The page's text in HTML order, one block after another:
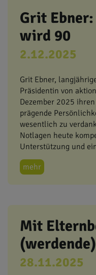
Grit
wird 90
2.12.2025
Grit Ebner,
Präsidentin von
Dezember 2025
prägende
wesentlich zu
Notlagen heute
Unterstützung und
mehr
Mit
28.11.2025